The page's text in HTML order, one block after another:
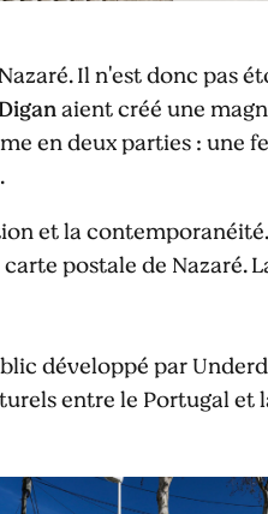
Il n'est donc pas
aient créé une
en deux parties : une
et la
postale de Nazaré.
développé par
entre le Portugal et